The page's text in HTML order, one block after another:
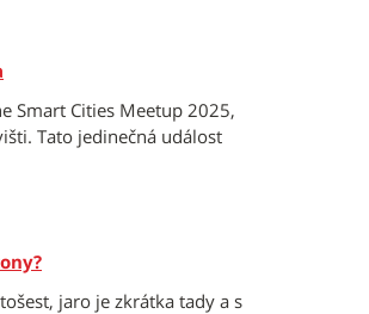
Smart Cities Meetup 2025,
Tato jedinečná událost
jaro je zkrátka tady a s